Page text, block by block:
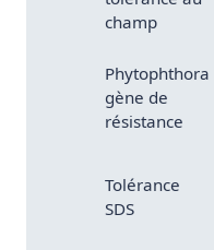
champ
Phytophthora
gène de
résistance
Tolérance
SDS